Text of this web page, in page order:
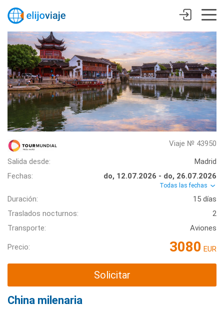
Viaje № 43950
Salida desde:
Madrid
Fechas:
do, 12.07.2026 - do, 26.07.2026
Todas las fechas
Duración:
15 días
Traslados nocturnos:
2
Transporte:
Aviones
Precio: 3080 EUR
Solicitar
China milenaria